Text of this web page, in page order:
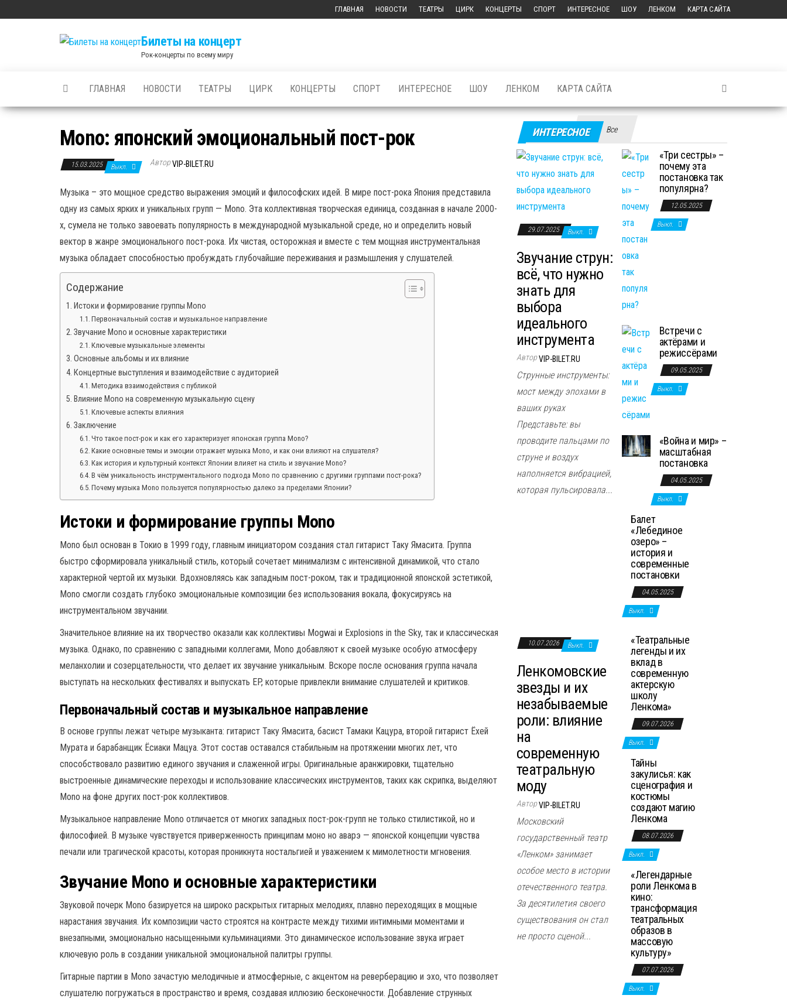
ГЛАВНАЯ НОВОСТИ ТЕАТРЫ ЦИРК КОНЦЕРТЫ СПОРТ ИНТЕРЕСНОЕ ШОУ ЛЕНКОМ КАРТА САЙТА
Билеты на концерт
Рок-концерты по всему миру
ГЛАВНАЯ НОВОСТИ ТЕАТРЫ ЦИРК КОНЦЕРТЫ СПОРТ ИНТЕРЕСНОЕ ШОУ ЛЕНКОМ КАРТА САЙТА
Mono: японский эмоциональный пост-рок
15.03.2025 Выкл. АвторVIP-BILET.RU
Музыка – это мощное средство выражения эмоций и философских идей. В мире пост-рока Япония представила
одну из самых ярких и уникальных групп — Mono. Эта коллективная творческая единица, созданная в начале 2000-
х, сумела не только завоевать популярность в международной музыкальной среде, но и определить новый
вектор в жанре эмоционального пост-рока. Их чистая, осторожная и вместе с тем мощная инструментальная
музыка обладает способностью пробуждать глубочайшие переживания и размышления у слушателей.
Содержание
Истоки и формирование группы Mono
Первоначальный состав и музыкальное направление
Звучание Mono и основные характеристики
Ключевые музыкальные элементы
Основные альбомы и их влияние
Концертные выступления и взаимодействие с аудиторией
Методика взаимодействия с публикой
Влияние Mono на современную музыкальную сцену
Ключевые аспекты влияния
Заключение
Что такое пост-рок и как его характеризует японская группа Mono?
Какие основные темы и эмоции отражает музыка Mono, и как они влияют на слушателя?
Как история и культурный контекст Японии влияет на стиль и звучание Mono?
В чём уникальность инструментального подхода Mono по сравнению с другими группами пост-рока?
Почему музыка Mono пользуется популярностью далеко за пределами Японии?
Истоки и формирование группы Mono
Mono был основан в Токио в 1999 году, главным инициатором создания стал гитарист Таку Ямасита. Группа
быстро сформировала уникальный стиль, который сочетает минимализм с интенсивной динамикой, что стало
характерной чертой их музыки. Вдохновляясь как западным пост-роком, так и традиционной японской эстетикой,
Mono смогли создать глубоко эмоциональные композиции без использования вокала, фокусируясь на
инструментальном звучании.
Значительное влияние на их творчество оказали как коллективы Mogwai и Explosions in the Sky, так и классическая
музыка. Однако, по сравнению с западными коллегами, Mono добавляют к своей музыке особую атмосферу
меланхолии и созерцательности, что делает их звучание уникальным. Вскоре после основания группа начала
выступать на нескольких фестивалях и выпускать EP, которые привлекли внимание слушателей и критиков.
Первоначальный состав и музыкальное направление
В основе группы лежат четыре музыканта: гитарист Таку Ямасита, басист Тамаки Кацура, второй гитарист Ёхей
Мурата и барабанщик Ёсиаки Мацуа. Этот состав оставался стабильным на протяжении многих лет, что
способствовало развитию единого звучания и слаженной игры. Оригинальные аранжировки, тщательно
выстроенные динамические переходы и использование классических инструментов, таких как скрипка, выделяют
Mono на фоне других пост-рок коллективов.
Музыкальное направление Mono отличается от многих западных пост-рок-групп не только стилистикой, но и
философией. В музыке чувствуется приверженность принципам моно но аварэ — японской концепции чувства
печали или трагической красоты, которая проникнута ностальгией и уважением к мимолетности мгновения.
Звучание Mono и основные характеристики
Звуковой почерк Mono базируется на широко раскрытых гитарных мелодиях, плавно переходящих в мощные
нарастания звучания. Их композиции часто строятся на контрасте между тихими интимными моментами и
внезапными, эмоционально насыщенными кульминациями. Это динамическое использование звука играет
ключевую роль в создании уникальной эмоциональной палитры группы.
Гитарные партии в Mono зачастую мелодичные и атмосферные, с акцентом на реверберацию и эхо, что позволяет
слушателю погружаться в пространство и время, создавая иллюзию бесконечности. Добавление струнных
ИНТЕРЕСНОЕ Все
29.07.2025 Выкл.
Звучание струн:
всё, что нужно
знать для
выбора
идеального
инструмента
АвторVIP-BILET.RU
Струнные инструменты:
мост между эпохами в
ваших руках
Представьте: вы
проводите пальцами по
струне и воздух
наполняется вибрацией,
которая пульсировала...
«Три сестры» –
почему эта
постановка так
популярна?
12.05.2025
Выкл.
Встречи с
актёрами и
режиссёрами
09.05.2025
Выкл.
«Война и мир» –
масштабная
постановка
04.05.2025
Выкл.
Балет
«Лебединое
озеро» –
история и
современные
постановки
04.05.2025
Выкл.
10.07.2026 Выкл.
Ленкомовские
звезды и их
незабываемые
роли: влияние
на
современную
театральную
моду
АвторVIP-BILET.RU
Московский
государственный театр
«Ленком» занимает
особое место в истории
отечественного театра.
За десятилетия своего
существования он стал
не просто сценой...
«Театральные
легенды и их
вклад в
современную
актерскую
школу
Ленкома»
09.07.2026
Выкл.
Тайны
закулисья: как
сценография и
костюмы
создают магию
Ленкома
08.07.2026
Выкл.
«Легендарные
роли Ленкома в
кино:
трансформация
театральных
образов в
массовую
культуру»
07.07.2026
Выкл.